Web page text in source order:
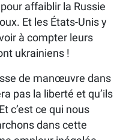
affaiblir la Russie
Et les États-Unis y
à compter leurs
ukrainiens !
de manœuvre dans
pas la liberté et qu’ils
c’est ce qui nous
dans cette